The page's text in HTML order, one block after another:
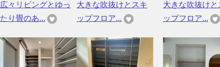
広々リビングとゆっ
たり畳のあ...
大きな吹抜けとスキ
ップフロア...
大きな吹抜けと
ップフロア...